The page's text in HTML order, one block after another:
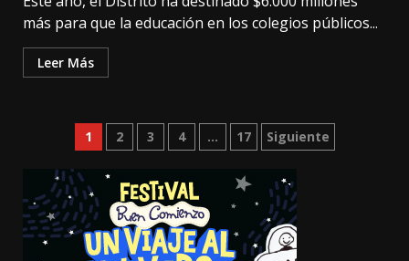
más para que la educación en los colegios públicos...
Leer Más
Paginación
de
entradas
1 2 3 4 … 17 Siguiente